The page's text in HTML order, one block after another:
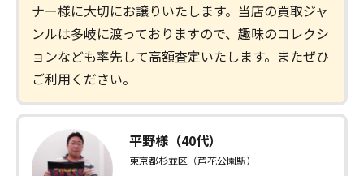
ナー様に大切にお譲りいたします。当店の買取ジャ
ンルは多岐に渡っておりますので、趣味のコレクシ
ョンなども率先して高額査定いたします。またぜひ
ご利用ください。
平野様（40代）
東京都杉並区（芦花公園駅）